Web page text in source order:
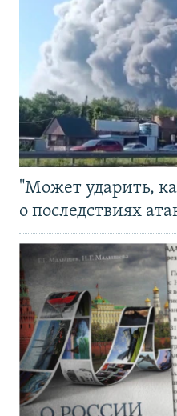
"Может ударить,
о последствиях